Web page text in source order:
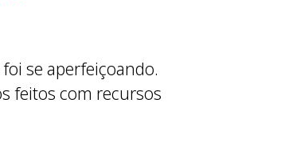
se aperfeiçoando.
feitos com recursos